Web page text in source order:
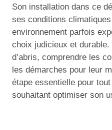
Son installation dans ce
ses conditions
environnement parfois
choix judicieux et
d’abris, comprendre les
les démarches pour leur
étape essentielle pour
souhaitant optimiser son